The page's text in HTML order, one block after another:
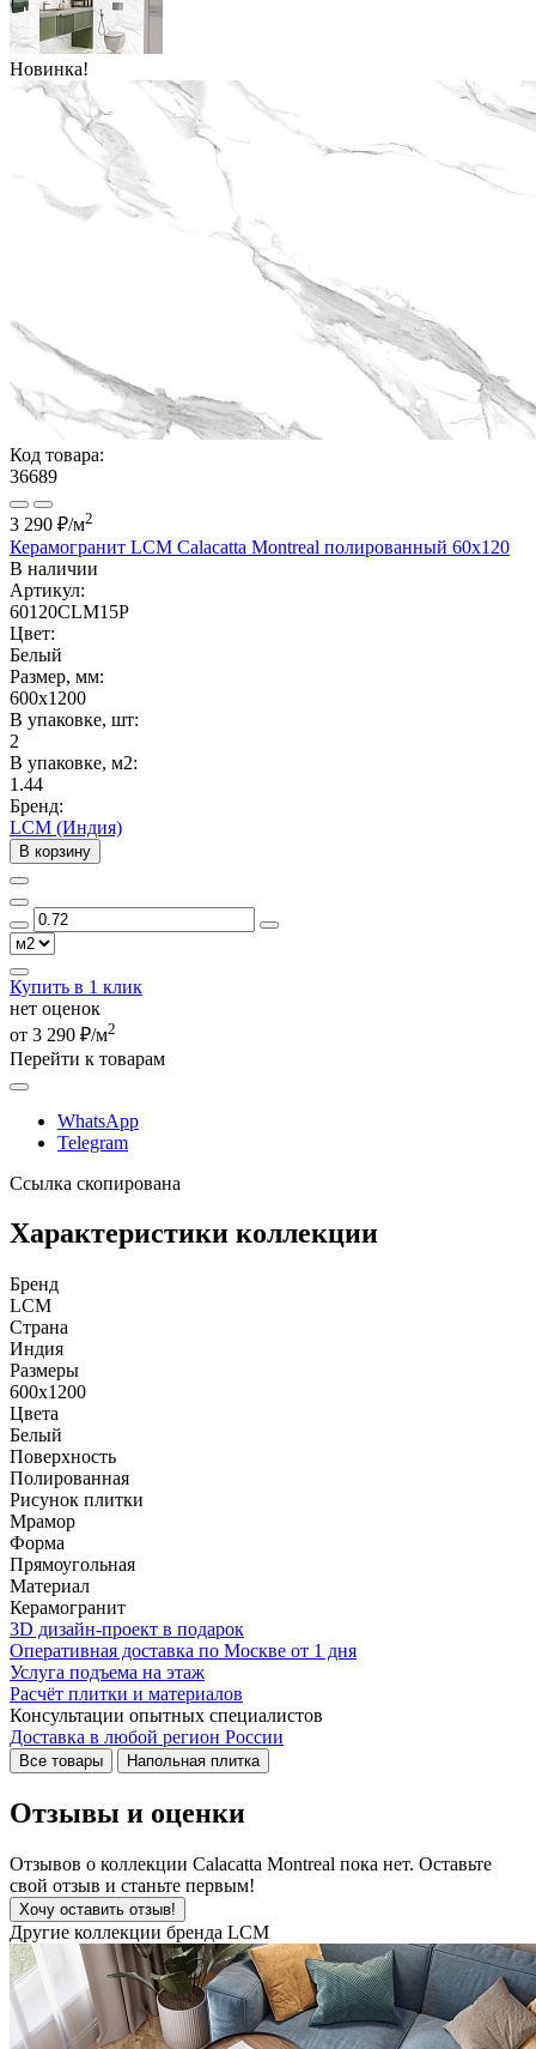
Новинка!
Код товара:
36689
3 290 ₽/м2
Керамогранит LCM Calacatta Montreal полированный 60x120
В наличии
Артикул:
60120CLM15P
Цвет:
Белый
Размер, мм:
600x1200
В упаковке, шт:
2
В упаковке, м2:
1.44
Бренд:
LCM (Индия)
В корзину
Купить в 1 клик
нет оценок
от 3 290 ₽/м2
Перейти к товарам
WhatsApp
Telegram
Ссылка скопирована
Характеристики коллекции
Бренд
LCM
Страна
Индия
Размеры
600x1200
Цвета
Белый
Поверхность
Полированная
Рисунок плитки
Мрамор
Форма
Прямоугольная
Материал
Керамогранит
3D дизайн-проект в подарок
Оперативная доставка по Москве от 1 дня
Услуга подъема на этаж
Расчёт плитки и материалов
Консультации опытных специалистов
Доставка в любой регион России
Все товары Напольная плитка
Отзывы и оценки
Отзывов о коллекции Calacatta Montreal пока нет. Оставьте
свой отзыв и станьте первым!
Хочу оставить отзыв!
Другие коллекции бренда LCM